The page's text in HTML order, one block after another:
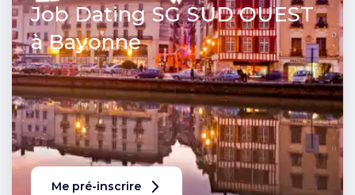
Job Dating SG SUD OUEST
à Bayonne
Me pré-inscrire